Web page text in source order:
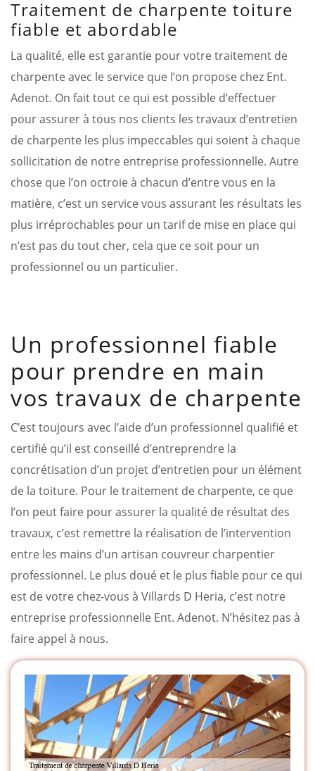
Traitement de charpente toiture
fiable et abordable
La qualité, elle est garantie pour votre traitement de
charpente avec le service que l’on propose chez Ent.
Adenot. On fait tout ce qui est possible d’effectuer
pour assurer à tous nos clients les travaux d’entretien
de charpente les plus impeccables qui soient à chaque
sollicitation de notre entreprise professionnelle. Autre
chose que l’on octroie à chacun d’entre vous en la
matière, c’est un service vous assurant les résultats les
plus irréprochables pour un tarif de mise en place qui
n’est pas du tout cher, cela que ce soit pour un
professionnel ou un particulier.
Un professionnel fiable
pour prendre en main
vos travaux de charpente
C’est toujours avec l’aide d’un professionnel qualifié et
certifié qu’il est conseillé d’entreprendre la
concrétisation d’un projet d’entretien pour un élément
de la toiture. Pour le traitement de charpente, ce que
l’on peut faire pour assurer la qualité de résultat des
travaux, c’est remettre la réalisation de l’intervention
entre les mains d’un artisan couvreur charpentier
professionnel. Le plus doué et le plus fiable pour ce qui
est de votre chez-vous à Villards D Heria, c’est notre
entreprise professionnelle Ent. Adenot. N’hésitez pas à
faire appel à nous.